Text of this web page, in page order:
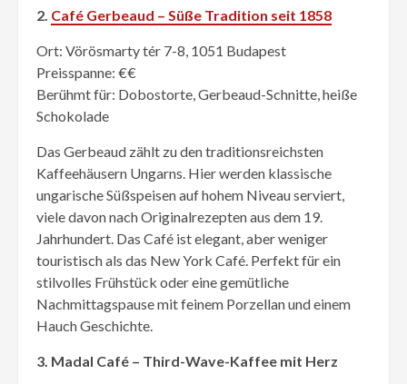
2. Café Gerbeaud – Süße Tradition seit 1858
Ort: Vörösmarty tér 7-8, 1051 Budapest
Preisspanne: €€
Berühmt für: Dobostorte, Gerbeaud-Schnitte, heiße
Schokolade
Das Gerbeaud zählt zu den traditionsreichsten
Kaffeehäusern Ungarns. Hier werden klassische
ungarische Süßspeisen auf hohem Niveau serviert,
viele davon nach Originalrezepten aus dem 19.
Jahrhundert. Das Café ist elegant, aber weniger
touristisch als das New York Café. Perfekt für ein
stilvolles Frühstück oder eine gemütliche
Nachmittagspause mit feinem Porzellan und einem
Hauch Geschichte.
3. Madal Café – Third-Wave-Kaffee mit Herz